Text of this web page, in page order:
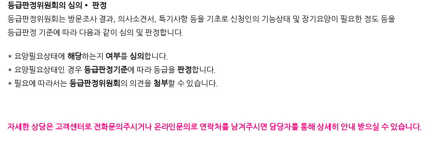
등급판정위원회의 심의• 판정
등급판정위원회는 방문조사 결과, 의사소견서, 특기사항 등을 기초로 신청인의 기능상태 및 장기요양이 필요한 정도 등을
등급판정 기준에 따라 다음과 같이 심의 및 판정합니다.
* 요양필요상태에 해당하는지 여부를 심의합니다.
* 요양필요상태인 경우 등급판정기준에 따라 등급을 판정합니다.
* 필요에 따라서는 등급판정위원회 의 의견을 첨부할 수 있습니다.
자세한 상담은 고객센터로 전화문의주시거나 온라인문의로 연락처를 남겨주시면 담당자를 통해 상세히 안내 받으실 수 있습니다.